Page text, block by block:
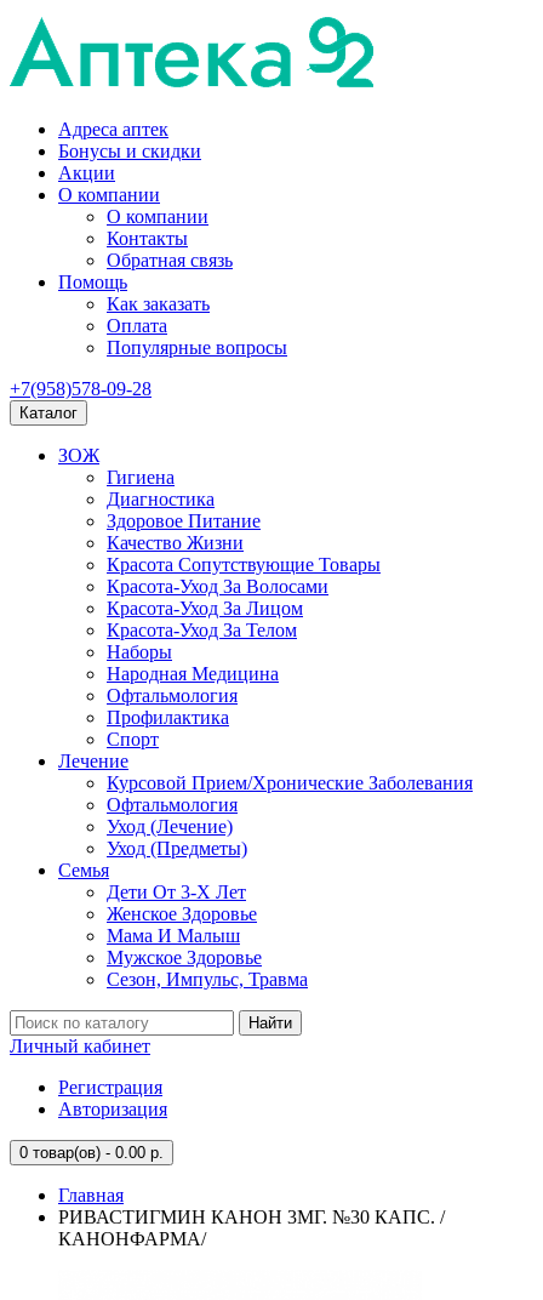
Адреса аптек
Бонусы и скидки
Акции
О компании
О компании
Контакты
Обратная связь
Помощь
Как заказать
Оплата
Популярные вопросы
+7(958)578-09-28
Каталог
ЗОЖ
Гигиена
Диагностика
Здоровое Питание
Качество Жизни
Красота Сопутствующие Товары
Красота-Уход За Волосами
Красота-Уход За Лицом
Красота-Уход За Телом
Наборы
Народная Медицина
Офтальмология
Профилактика
Спорт
Лечение
Курсовой Прием/Хронические Заболевания
Офтальмология
Уход (Лечение)
Уход (Предметы)
Семья
Дети От 3-Х Лет
Женское Здоровье
Мама И Малыш
Мужское Здоровье
Сезон, Импульс, Травма
Найти
Личный кабинет
Регистрация
Авторизация
0 товар(ов) - 0.00 р.
Главная
РИВАСТИГМИН КАНОН 3МГ. №30 КАПС. /
КАНОНФАРМА/